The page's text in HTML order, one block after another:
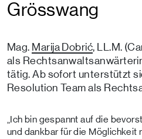
Grösswang
Mag. Marija Dobrić, LL.M.
als
tätig. Ab sofort unterstützt
Resolution Team als
„Ich bin gespannt auf die
und dankbar für die Möglichkeit